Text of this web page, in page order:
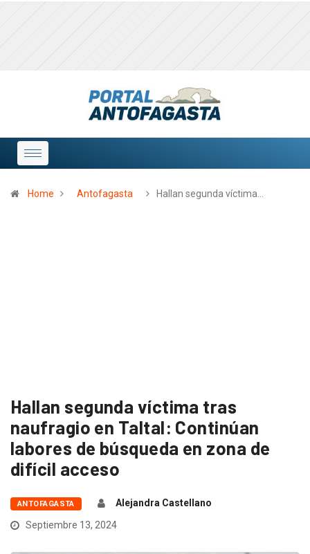
Home Antofagasta Hallan segunda víctima…
Hallan segunda víctima tras
naufragio en Taltal: Continúan
labores de búsqueda en zona de
difícil acceso
ANTOFAGASTA
Alejandra Castellano
Septiembre 13, 2024